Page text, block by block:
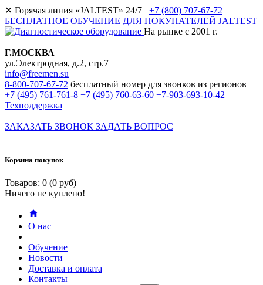
✕ Горячая линия «JALTEST» 24/7 +7 (800) 707-67-72
БЕСПЛАТНОЕ ОБУЧЕНИЕ ДЛЯ ПОКУПАТЕЛЕЙ JALTEST
На рынке с 2001 г.
Г.МОСКВА
ул.Электродная, д.2, стр.7
info@freemen.su
8-800-707-67-72 бесплатный номер для звонков из регионов
+7 (495) 761-761-8 +7 (495) 760-63-60 +7-903-693-10-42
Техподдержка
ЗАКАЗАТЬ ЗВОНОК ЗАДАТЬ ВОПРОС
Корзина покупок
Товаров: 0 (0 руб)
Ничего не куплено!
О нас
Обучение
Новости
Доставка и оплата
Контакты